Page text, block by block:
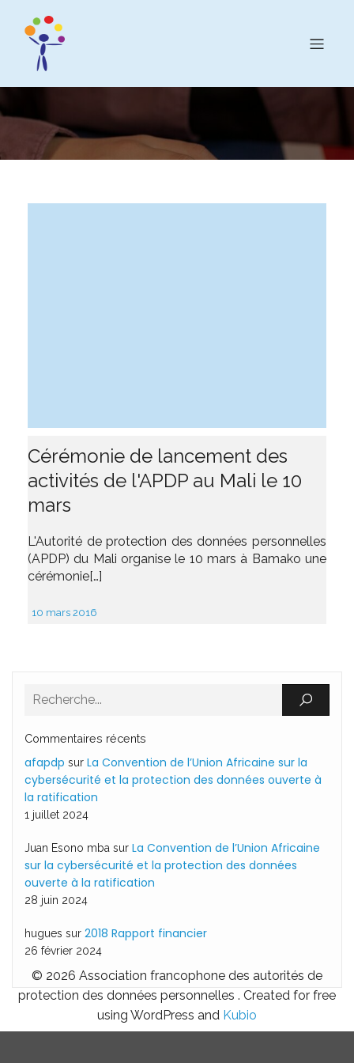
Cérémonie de lancement des
activités de l'APDP au Mali le 10
mars
L'Autorité de protection des données personnelles
(APDP) du Mali organise le 10 mars à Bamako une
cérémonie[…]
10 mars 2016
Commentaires récents
afapdp sur La Convention de l’Union Africaine sur la
cybersécurité et la protection des données ouverte à
la ratification
1 juillet 2024
Juan Esono mba sur La Convention de l’Union Africaine
sur la cybersécurité et la protection des données
ouverte à la ratification
28 juin 2024
hugues sur 2018 Rapport financier
26 février 2024
© 2026 Association francophone des autorités de
protection des données personnelles . Created for free
using WordPress and Kubio